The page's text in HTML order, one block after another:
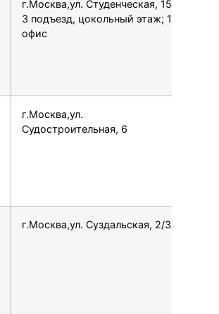
г.Москва,ул. Студенческая, 15,
3 подъезд, цокольный этаж; 1
офис
г.Москва,ул.
Судостроительная, 6
г.Москва,ул. Суздальская, 2/3